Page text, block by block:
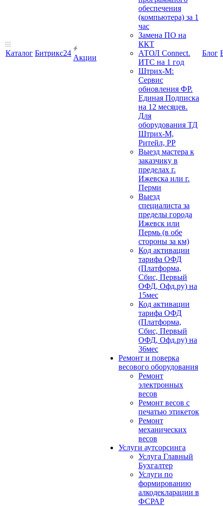
Каталог Битрикс24
Акции
обеспечения
(компьютера) за 1
час
Замена ПО на
ККТ
АТОЛ Connect.
ИТС на 1 год
Штрих-М:
Сервис
обновления ФР.
Единая Подписка
на 12 месяцев.
Для
оборудования ТД
Штрих-М,
Ритейл, РР
Выезд мастера к
заказчику в
пределах г.
Ижевска или г.
Перми
Выезд
специалиста за
пределы города
Ижевск или
Пермь (в обе
стороны за км)
Код активации
тарифа ОФД
(Платформа,
Сбис, Первый
ОФД, Офд.ру) на
15мес
Код активации
тарифа ОФД
(Платформа,
Сбис, Первый
ОФД, Офд.ру) на
36мес
Ремонт и поверка
весового оборудования
Ремонт
электронных
весов
Ремонт весов с
печатью этикеток
Ремонт
механических
весов
Услуги аутсорсинга
Услуга Главный
Бухгалтер
Услуги по
формированию
алкодекларации в
ФСРАР
Блог